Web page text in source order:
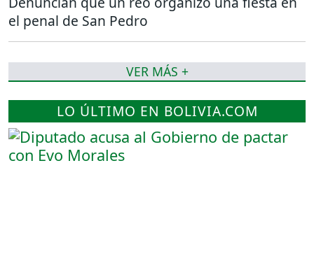
LO ÚLTIMO EN BOLIVIA.COM
el penal de San Pedro
VER MÁS +